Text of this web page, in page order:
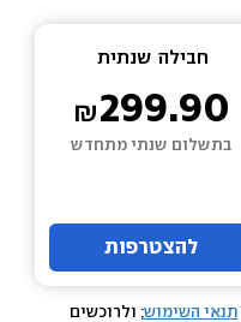
חבילה שנתית
299.90
בתשלום שנתי מתחדש
להצטרפות
תנאי השימוש; ולרוכשים